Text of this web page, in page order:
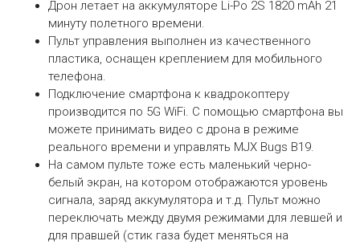
Дрон летает на аккумуляторе Li-Po 2S 1820 mAh 21
минуту полетного времени.
Пульт управления выполнен из качественного
пластика, оснащен креплением для мобильного
телефона.
Подключение смартфона к квадрокоптеру
производится по 5G WiFi. С помощью смартфона вы
можете принимать видео с дрона в режиме
реального времени и управлять MJX Bugs B19.
На самом пульте тоже есть маленький черно-
белый экран, на котором отображаются уровень
сигнала, заряд аккумулятора и т.д. Пульт можно
переключать между двумя режимами для левшей и
для правшей (стик газа будет меняться на